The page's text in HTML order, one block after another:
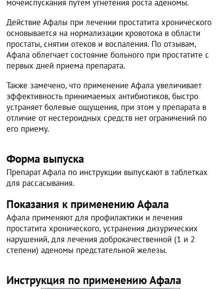
мочеиспускания путем угнетения роста аденомы.
Действие Афалы при лечении простатита хронического
основывается на нормализации кровотока в области
простаты, снятии отеков и воспаления. По отзывам,
Афала облегчает состояние больного при простатите с
первых дней приема препарата.
Также замечено, что применение Афала увеличивает
эффективность принимаемых антибиотиков, быстро
устраняет болевые ощущения, при этом у препарата в
отличие от нестероидных средств нет ограничений по
его приему.
Форма выпуска
Препарат Афала по инструкции выпускают в таблетках
для рассасывания.
Показания к применению Афала
Афала применяют для профилактики и лечения
простатита хронического, устранения дизурических
нарушений, для лечения доброкачественной (1 и 2
степени) аденомы предстательной железы.
Инструкция по применению Афала